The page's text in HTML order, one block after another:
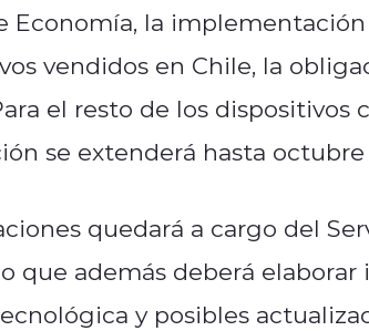
la implementación
vendidos en Chile, la
el resto de los dispositivos
se extenderá hasta octubre
quedará a cargo del
que además deberá
y posibles